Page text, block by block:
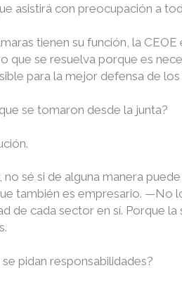
asistirá con preocupación a
tienen su función, la
que se resuelva porque es
para la mejor defensa de
se tomaron desde la junta?
sé si de alguna manera
también es empresario.
de cada sector en sí. Porque
pidan responsabilidades?